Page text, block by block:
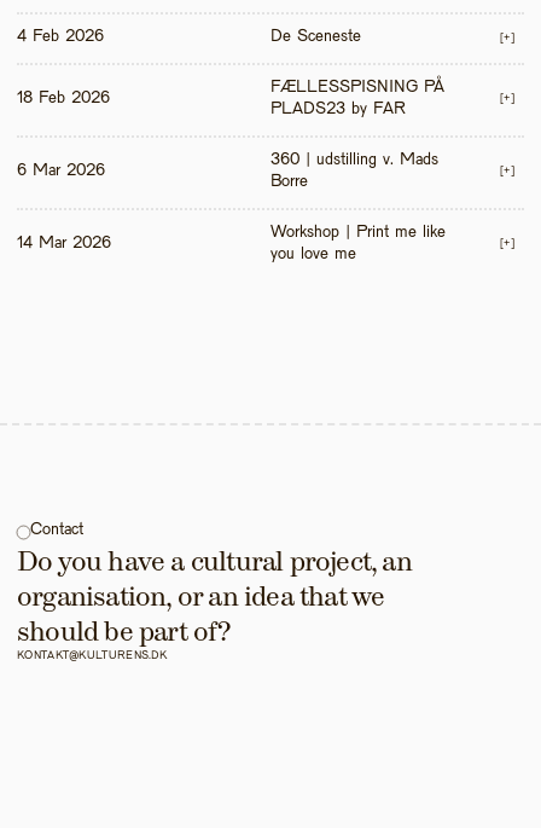
4 Feb 2026 De Sceneste [+]
18 Feb 2026
FÆLLESSPISNING PÅ
PLADS23 by FAR
[+]
6 Mar 2026
360 | udstilling v. Mads
Borre
[+]
14 Mar 2026
Workshop | Print me like
you love me
[+]
Contact
Do you have a cultural project, an
organisation, or an idea that we
should be part of?
KONTAKT@KULTURENS.DK